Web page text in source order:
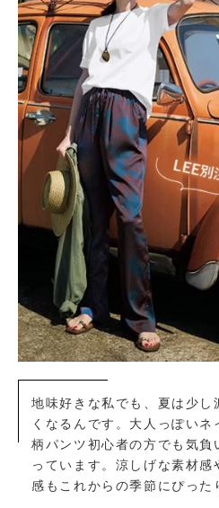
地味好きな私でも、夏は少し
くなるんです。大人っぽいネ
柄パンツ初心者の方でも気負
っています。涼しげな素材
感もこれからの季節にぴった